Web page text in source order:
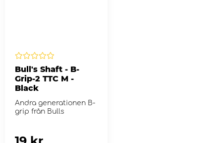
Bull's Shaft - B-
Grip-2 TTC M -
Black
Andra generationen B-
grip från Bulls